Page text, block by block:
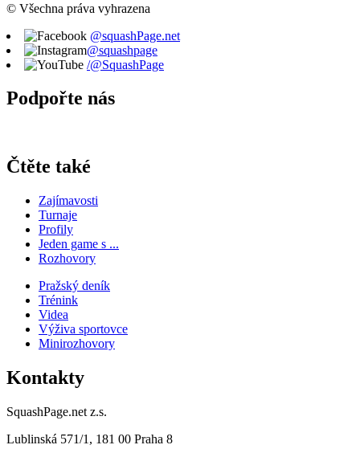
© Všechna práva vyhrazena
@squashPage.net
@squashpage
/@SquashPage
Podpořte nás
Čtěte také
Zajímavosti
Turnaje
Profily
Jeden game s ...
Rozhovory
Pražský deník
Trénink
Videa
Výživa sportovce
Minirozhovory
Kontakty
SquashPage.net z.s.
Lublinská 571/1, 181 00 Praha 8